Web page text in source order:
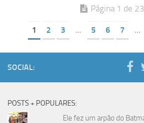
Página 1 de 23
1 2 3 ... 5 6 7 ...
SOCIAL:
POSTS + POPULARES:
Ele fez um arpão do